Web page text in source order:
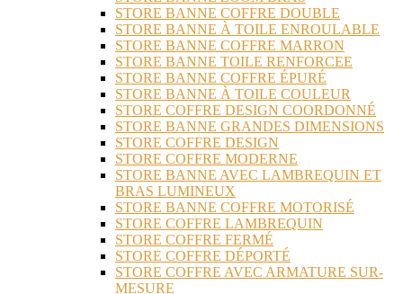
STORE BANNE COFFRE DOUBLE
STORE BANNE À TOILE ENROULABLE
STORE BANNE COFFRE MARRON
STORE BANNE TOILE RENFORCEE
STORE BANNE COFFRE ÉPURÉ
STORE BANNE À TOILE COULEUR
STORE COFFRE DESIGN COORDONNÉ
STORE BANNE GRANDES DIMENSIONS
STORE COFFRE DESIGN
STORE COFFRE MODERNE
STORE BANNE AVEC LAMBREQUIN ET
BRAS LUMINEUX
STORE BANNE COFFRE MOTORISÉ
STORE COFFRE LAMBREQUIN
STORE COFFRE FERMÉ
STORE COFFRE DÉPORTÉ
STORE COFFRE AVEC ARMATURE SUR-
MESURE